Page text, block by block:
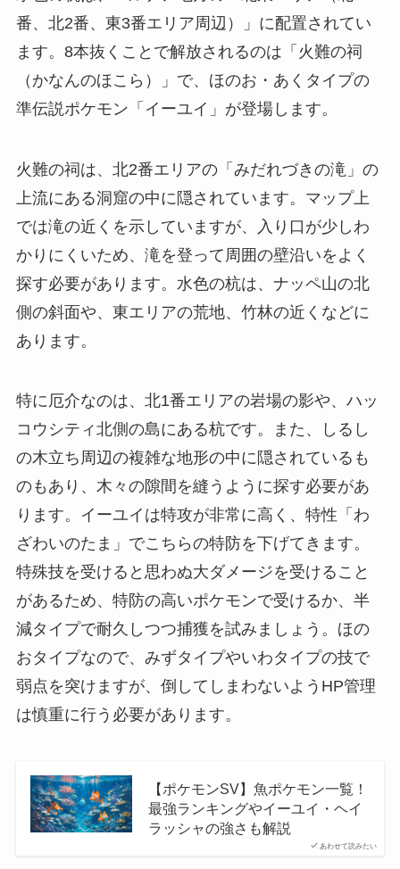
番、北2番、東3番エリア周辺）」に配置されてい
ます。8本抜くことで解放されるのは「火難の祠
（かなんのほこら）」で、ほのお・あくタイプの
準伝説ポケモン「イーユイ」が登場します。
火難の祠は、北2番エリアの「みだれづきの滝」の
上流にある洞窟の中に隠されています。マップ上
では滝の近くを示していますが、入り口が少しわ
かりにくいため、滝を登って周囲の壁沿いをよく
探す必要があります。水色の杭は、ナッペ山の北
側の斜面や、東エリアの荒地、竹林の近くなどに
あります。
特に厄介なのは、北1番エリアの岩場の影や、ハッ
コウシティ北側の島にある杭です。また、しるし
の木立ち周辺の複雑な地形の中に隠されているも
のもあり、木々の隙間を縫うように探す必要があ
ります。イーユイは特攻が非常に高く、特性「わ
ざわいのたま」でこちらの特防を下げてきます。
特殊技を受けると思わぬ大ダメージを受けること
があるため、特防の高いポケモンで受けるか、半
減タイプで耐久しつつ捕獲を試みましょう。ほの
おタイプなので、みずタイプやいわタイプの技で
弱点を突けますが、倒してしまわないようHP管理
は慎重に行う必要があります。
あわせて読みたい
【ポケモンSV】魚ポケモン一覧！
最強ランキングやイーユイ・ヘイ
ラッシャの強さも解説